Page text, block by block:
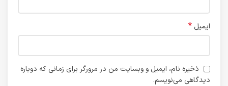
ایمیل *
ذخیره نام، ایمیل و وبسایت من در مرورگر برای زمانی که دوباره
دیدگاهی می‌نویسم.